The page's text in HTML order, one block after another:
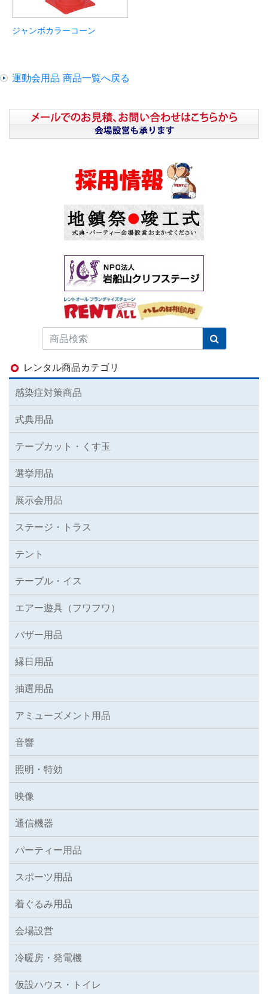
ジャンボカラーコーン
運動会用品 商品一覧へ戻る
レンタル商品カテゴリ
感染症対策商品
式典用品
テープカット・くす玉
選挙用品
展示会用品
ステージ・トラス
テント
テーブル・イス
エアー遊具（フワフワ）
バザー用品
縁日用品
抽選用品
アミューズメント用品
音響
照明・特効
映像
通信機器
パーティー用品
スポーツ用品
着ぐるみ用品
会場設営
冷暖房・発電機
仮設ハウス・トイレ